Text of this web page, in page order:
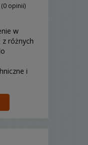
(0 opinii)
w
różnych
i